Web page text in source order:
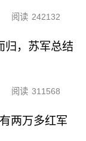
阅读 242132
归，苏军总结
阅读 311568
两万多红军